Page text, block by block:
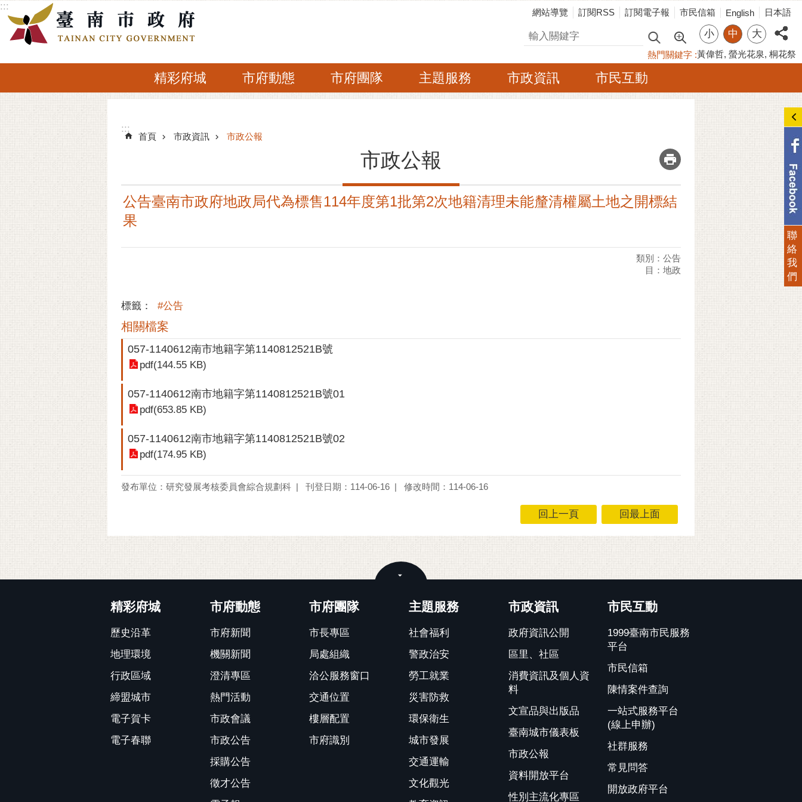
跳到主要內容區塊
:::
網站導覽 訂閱RSS 訂閱電子報 市民信箱 English 日本語
搜尋 小 中 大
熱門關鍵字 黃偉哲 螢光花泉 桐花祭
精彩府城 市府動態 市府團隊 主題服務 市政資訊 市民互動
:::
:::
首頁 市政資訊 市政公報
市政公報 _
公告臺南市政府地政局代為標售114年度第1批第2次地籍清理未能釐清權屬土地之開標結
果
類別：公告
目：地政
標籤： #公告
相關檔案
057-1140612南市地籍字第1140812521B號
pdf(144.55 KB)
057-1140612南市地籍字第1140812521B號01
pdf(653.85 KB)
057-1140612南市地籍字第1140812521B號02
pdf(174.95 KB)
發布單位：研究發展考核委員會綜合規劃科 刊登日期：114-06-16 修改時間：114-06-16
回上一頁 回最上面
精彩府城
歷史沿革
地理環境
行政區域
締盟城市
電子賀卡
電子春聯
市府動態
市府新聞
機關新聞
澄清專區
熱門活動
市政會議
市政公告
採購公告
徵才公告
市府團隊
市長專區
局處組織
洽公服務窗口
交通位置
樓層配置
市府識別
主題服務
社會福利
警政治安
勞工就業
災害防救
環保衛生
城市發展
交通運輸
文化觀光
市政資訊
政府資訊公開
區里、社區
消費資訊及個人資
料
文宣品與出版品
臺南城市儀表板
市政公報
資料開放平台
性別主流化專區
市民互動
1999臺南市民服務
平台
市民信箱
陳情案件查詢
一站式服務平台
(線上申辦)
社群服務
常見問答
開放政府平台
聯
絡
我
們